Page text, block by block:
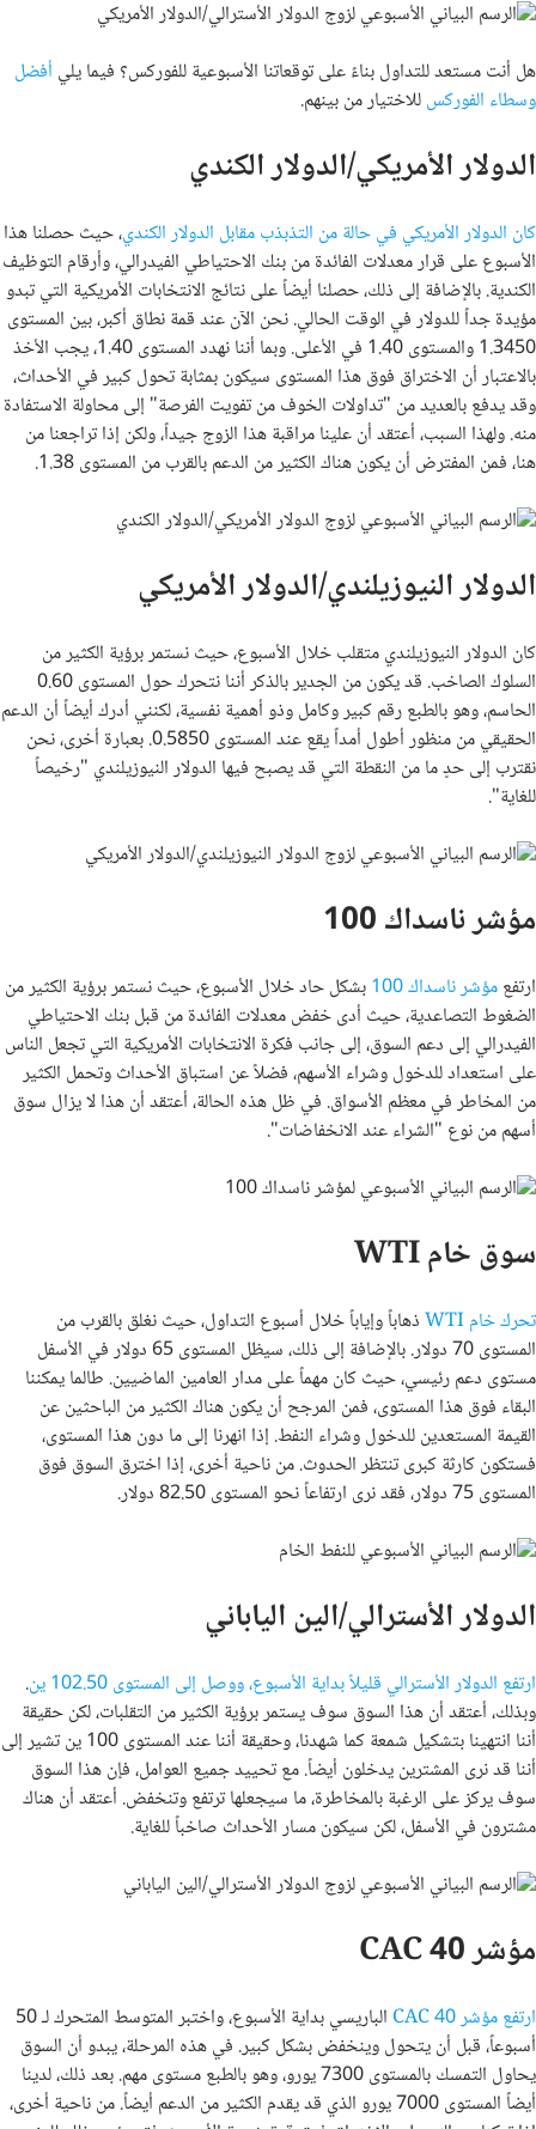
هل أنت مستعد للتداول بناءً على توقعاتنا الأسبوعية للفوركس؟ فيما يلي أفضل
وسطاء الفوركسللاختيار من بينهم.
الدولار الأمريكي/الدولار الكندي
كان الدولار الأمريكي في حالة من التذبذب مقابل الدولار الكندي، حيث حصلنا هذا
الأسبوع على قرار معدلات الفائدة من بنك الاحتياطي الفيدرالي، وأرقام التوظيف
الكندية. بالإضافة إلى ذلك، حصلنا أيضاً على نتائج الانتخابات الأمريكية التي تبدو
مؤيدة جداً للدولار في الوقت الحالي. نحن الآن عند قمة نطاق أكبر، بين المستوى
1.3450 والمستوى 1.40 في الأعلى. وبما أننا نهدد المستوى 1.40، يجب الأخذ
بالاعتبار أن الاختراق فوق هذا المستوى سيكون بمثابة تحول كبير في الأحداث،
وقد يدفع بالعديد من "تداولات الخوف من تفويت الفرصة" إلى محاولة الاستفادة
منه. ولهذا السبب، أعتقد أن علينا مراقبة هذا الزوج جيداً، ولكن إذا تراجعنا من
هنا، فمن المفترض أن يكون هناك الكثير من الدعم بالقرب من المستوى 1.38.
الدولار النيوزيلندي/الدولار الأمريكي
كان الدولار النيوزيلندي متقلب خلال الأسبوع، حيث نستمر برؤية الكثير من
السلوك الصاخب. قد يكون من الجدير بالذكر أننا نتحرك حول المستوى 0.60
الحاسم، وهو بالطبع رقم كبير وكامل وذو أهمية نفسية، لكنني أدرك أيضاً أن الدعم
الحقيقي من منظور أطول أمداً يقع عند المستوى 0.5850. بعبارة أخرى، نحن
نقترب إلى حدٍ ما من النقطة التي قد يصبح فيها الدولار النيوزيلندي "رخيصاً
للغاية".
مؤشر ناسداك 100
ارتفعمؤشر ناسداك 100
بشكل حاد خلال الأسبوع، حيث نستمر برؤية الكثير من
الضغوط التصاعدية، حيث أدى خفض معدلات الفائدة من قبل بنك الاحتياطي
الفيدرالي إلى دعم السوق، إلى جانب فكرة الانتخابات الأمريكية التي تجعل الناس
على استعداد للدخول وشراء الأسهم، فضلاً عن استباق الأحداث وتحمل الكثير
من المخاطر في معظم الأسواق. في ظل هذه الحالة، أعتقد أن هذا لا يزال سوق
أسهم من نوع "الشراء عند الانخفاضات".
سوق خام WTI
تحرك خام WTI
ذهاباً وإياباً خلال أسبوع التداول، حيث نغلق بالقرب من
المستوى 70 دولار. بالإضافة إلى ذلك، سيظل المستوى 65 دولار في الأسفل
مستوى دعم رئيسي، حيث كان مهماً على مدار العامين الماضيين. طالما يمكننا
البقاء فوق هذا المستوى، فمن المرجح أن يكون هناك الكثير من الباحثين عن
القيمة المستعدين للدخول وشراء النفط. إذا انهرنا إلى ما دون هذا المستوى،
فستكون كارثة كبرى تنتظر الحدوث. من ناحية أخرى، إذا اخترق السوق فوق
المستوى 75 دولار، فقد نرى ارتفاعاً نحو المستوى 82.50 دولار.
الدولار الأسترالي/الين الياباني
ارتفع الدولار الأسترالي قليلاً بداية الأسبوع، ووصل إلى المستوى 102.50 ين
.
وبذلك، أعتقد أن هذا السوق سوف يستمر برؤية الكثير من التقلبات، لكن حقيقة
أننا انتهينا بتشكيل شمعة كما شهدنا، وحقيقة أننا عند المستوى 100 ين تشير إلى
أننا قد نرى المشترين يدخلون أيضاً. مع تحييد جميع العوامل، فإن هذا السوق
سوف يركز على الرغبة بالمخاطرة، ما سيجعلها ترتفع وتنخفض. أعتقد أن هناك
مشترون في الأسفل، لكن سيكون مسار الأحداث صاخباً للغاية.
مؤشر CAC 40
ارتفع مؤشر CAC 40
الباريسي بداية الأسبوع، واختبر المتوسط ​​المتحرك لـ 50
أسبوعاً، قبل أن يتحول وينخفض ​​بشكل كبير. في هذه المرحلة، يبدو أن السوق
يحاول التمسك بالمستوى 7300 يورو، وهو بالطبع مستوى مهم. بعد ذلك، لدينا
أيضاً المستوى 7000 يورو الذي قد يقدم الكثير من الدعم أيضاً. من ناحية أخرى،